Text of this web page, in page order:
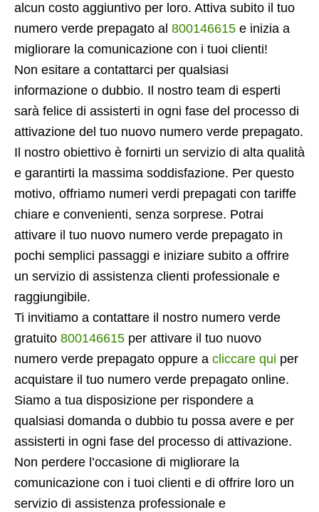
alcun costo aggiuntivo per loro. Attiva subito il tuo
numero verde prepagato al 800146615 e inizia a
migliorare la comunicazione con i tuoi clienti!
Non esitare a contattarci per qualsiasi
informazione o dubbio. Il nostro team di esperti
sarà felice di assisterti in ogni fase del processo di
attivazione del tuo nuovo numero verde prepagato.
Il nostro obiettivo è fornirti un servizio di alta qualità
e garantirti la massima soddisfazione. Per questo
motivo, offriamo numeri verdi prepagati con tariffe
chiare e convenienti, senza sorprese. Potrai
attivare il tuo nuovo numero verde prepagato in
pochi semplici passaggi e iniziare subito a offrire
un servizio di assistenza clienti professionale e
raggiungibile.
Ti invitiamo a contattare il nostro numero verde
gratuito 800146615 per attivare il tuo nuovo
numero verde prepagato oppure a cliccare qui per
acquistare il tuo numero verde prepagato online.
Siamo a tua disposizione per rispondere a
qualsiasi domanda o dubbio tu possa avere e per
assisterti in ogni fase del processo di attivazione.
Non perdere l’occasione di migliorare la
comunicazione con i tuoi clienti e di offrire loro un
servizio di assistenza professionale e